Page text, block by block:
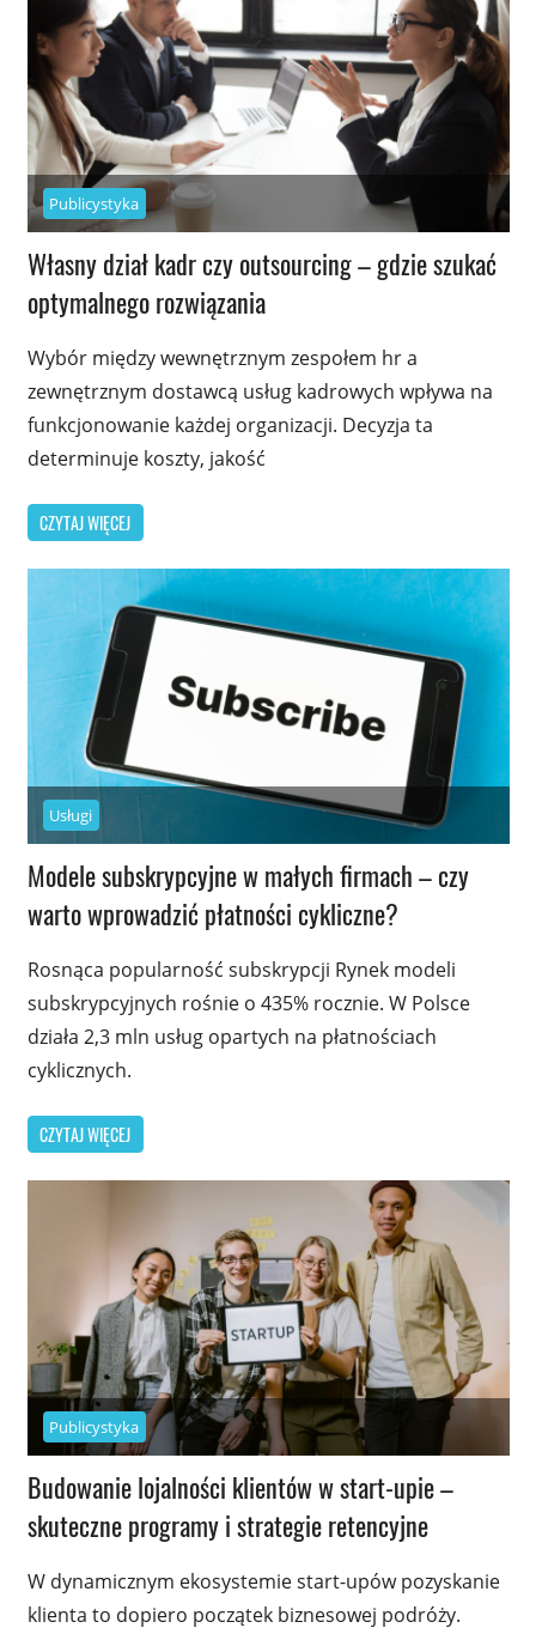
Publicystyka
Własny dział kadr czy outsourcing – gdzie szukać
optymalnego rozwiązania
Wybór między wewnętrznym zespołem hr a
zewnętrznym dostawcą usług kadrowych wpływa na
funkcjonowanie każdej organizacji. Decyzja ta
determinuje koszty, jakość
CZYTAJ WIĘCEJ
Usługi
Modele subskrypcyjne w małych firmach – czy
warto wprowadzić płatności cykliczne?
Rosnąca popularność subskrypcji Rynek modeli
subskrypcyjnych rośnie o 435% rocznie. W Polsce
działa 2,3 mln usług opartych na płatnościach
cyklicznych.
CZYTAJ WIĘCEJ
Publicystyka
Budowanie lojalności klientów w start-upie –
skuteczne programy i strategie retencyjne
W dynamicznym ekosystemie start-upów pozyskanie
klienta to dopiero początek biznesowej podróży.